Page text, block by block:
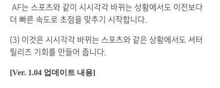
AF는 스포츠와 같이 시시각각 바뀌는 상황에서도 이전보다
더 빠른 속도로 초점을 맞추기 시작합니다.
(3) 이것은 시시각각 바뀌는 스포츠와 같은 상황에서도 셔터
릴리즈 기회를 만들어 줍니다.
[Ver. 1.04 업데이트 내용]